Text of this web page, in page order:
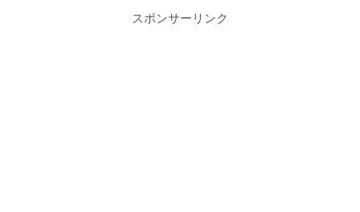
スポンサーリンク